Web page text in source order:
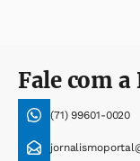
Fale com a
(71) 99601-0020